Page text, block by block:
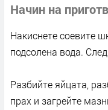
Начин на
Накиснете соевите
подсолена вода.
Разбийте яйцата,
прах и загрейте